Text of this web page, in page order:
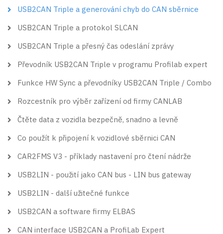
USB2CAN Triple a generování chyb do CAN sběrnice
USB2CAN Triple a protokol SLCAN
USB2CAN Triple a přesný čas odeslání zprávy
Převodník USB2CAN Triple v programu Profilab expert
Funkce HW Sync a převodníky USB2CAN Triple / Combo
Rozcestník pro výběr zařízení od firmy CANLAB
Čtěte data z vozidla bezpečně, snadno a levně
Co použít k připojení k vozidlové sběrnici CAN
CAR2FMS V3 - příklady nastavení pro čtení nádrže
USB2LIN - použití jako CAN bus - LIN bus gateway
USB2LIN - další užitečné funkce
USB2CAN a software firmy ELBAS
CAN interface USB2CAN a ProfiLab Expert